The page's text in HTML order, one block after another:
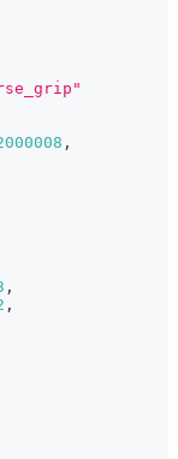
,
,
,